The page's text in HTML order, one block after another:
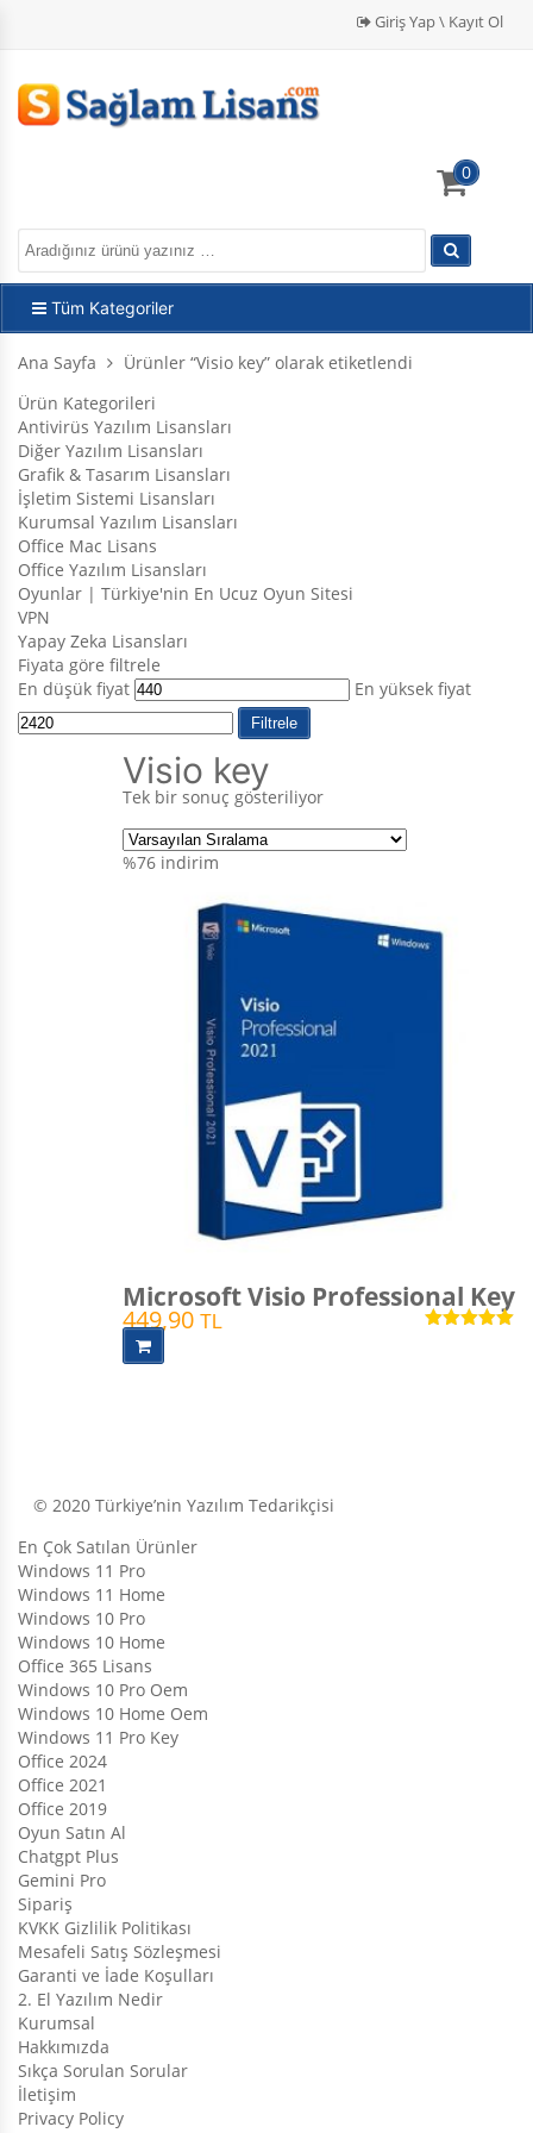
Giriş Yap \ Kayıt Ol
0
Tüm Kategoriler
Ana Sayfa
Ürünler “Visio key” olarak etiketlendi
Ürün Kategorileri
Antivirüs Yazılım Lisansları
Diğer Yazılım Lisansları
Grafik & Tasarım Lisansları
İşletim Sistemi Lisansları
Kurumsal Yazılım Lisansları
Office Mac Lisans
Office Yazılım Lisansları
Oyunlar | Türkiye'nin En Ucuz Oyun Sitesi
VPN
Yapay Zeka Lisansları
Fiyata göre filtrele
En düşük fiyat
En yüksek fiyat
Filtrele
Visio key
Tek bir sonuç gösteriliyor
%76 indirim
Microsoft Visio Professional Key
449,90 TL
© 2020 Türkiye’nin Yazılım Tedarikçisi
En Çok Satılan Ürünler
Windows 11 Pro
Windows 11 Home
Windows 10 Pro
Windows 10 Home
Office 365 Lisans
Windows 10 Pro Oem
Windows 10 Home Oem
Windows 11 Pro Key
Office 2024
Office 2021
Office 2019
Oyun Satın Al
Chatgpt Plus
Gemini Pro
Sipariş
KVKK Gizlilik Politikası
Mesafeli Satış Sözleşmesi
Garanti ve İade Koşulları
2. El Yazılım Nedir
Kurumsal
Hakkımızda
Sıkça Sorulan Sorular
İletişim
Privacy Policy